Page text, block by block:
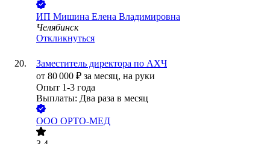
ИП Мишина Елена Владимировна
Челябинск
Откликнуться
Заместитель директора по АХЧ
от 80 000 ₽ за месяц, на руки
Опыт 1-3 года
Выплаты: Два раза в месяц
ООО ОРТО-МЕД